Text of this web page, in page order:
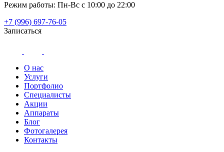
Режим работы: Пн-Вс с 10:00 до 22:00
+7 (996) 697-76-05
Записаться
О нас
Услуги
Портфолио
Специалисты
Акции
Аппараты
Блог
Фотогалерея
Контакты